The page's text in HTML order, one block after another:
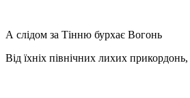
А слідом за Тінню бурхає Вогонь
Від їхніх північних лихих прикордонь,